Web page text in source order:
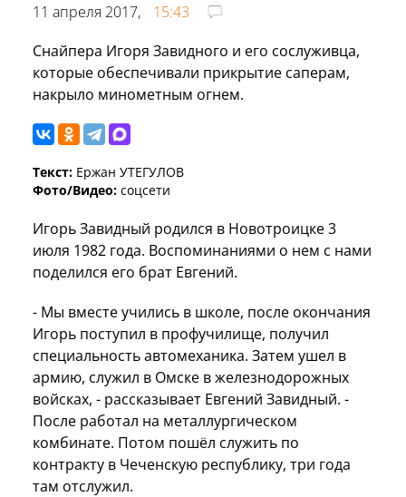
11 апреля 2017,
15:43
Снайпера Игоря Завидного и его сослуживца,
которые обеспечивали прикрытие саперам,
накрыло минометным огнем.
Текст: Ержан УТЕГУЛОВ
Фото/Видео: соцсети
Игорь Завидный родился в Новотроицке 3
июля 1982 года. Воспоминаниями о нем с нами
поделился его брат Евгений.
- Мы вместе учились в школе, после окончания
Игорь поступил в профучилище, получил
специальность автомеханика. Затем ушел в
армию, служил в Омске в железнодорожных
войсках, - рассказывает Евгений Завидный. -
После работал на металлургическом
комбинате. Потом пошёл служить по
контракту в Чеченскую республику, три года
там отслужил.